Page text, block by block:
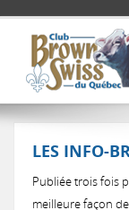
À propos
Votre conseil
Taureaux
LES INFO-
Publiée trois fois
meilleure façon